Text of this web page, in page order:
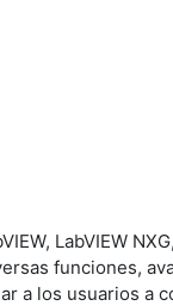
LabVIEW
funciones,
a los usuarios a